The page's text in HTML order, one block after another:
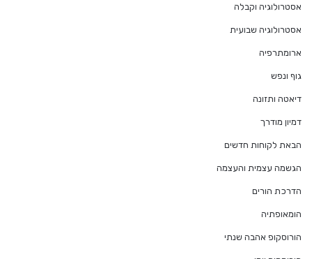
אסטרולוגיה וקבלה
אסטרולוגיה שבועית
ארומתרפיה
גוף ונפש
דיאטה ותזונה
דמיון מודרך
הבאת לקוחות חדשים
הגשמה עצמית והעצמה
הדרכת הורים
הומאופתיה
הורוסקופ אהבה שנתי